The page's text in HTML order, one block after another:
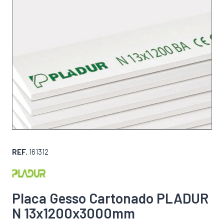
Placa Gesso Cartonado PLADUR
N 13x1200x3000mm
REF. 161312